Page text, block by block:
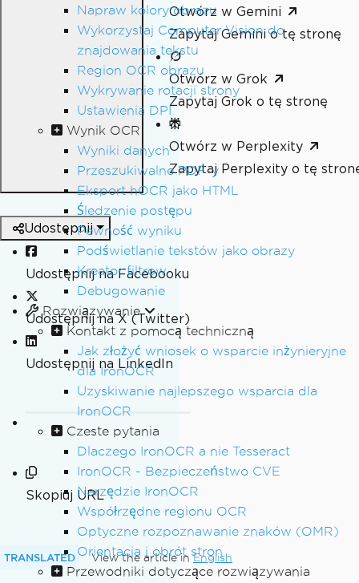
Napraw kolory obrazu
Wykorzystaj Computer Vision do
znajdowania tekstu
Region OCR obrazu
Wykrywanie rotacji strony
Ustawienia DPI
Wynik OCR
Wyniki danych
Przeszukiwalne PDF-y
Eksport hOCR jako HTML
Śledzenie postępu
Pewność wyniku
Podświetlanie tekstów jako obrazy
Kreator filtrow
Debugowanie
Rozwiązywanie
Kontakt z pomocą techniczną
Jak złożyć wniosek o wsparcie inżynieryjne
dla IronOCR
Uzyskiwanie najlepszego wsparcia dla
IronOCR
Czeste pytania
Dlaczego IronOCR a nie Tesseract
IronOCR - Bezpieczeństwo CVE
Narzędzie IronOCR
Współrzędne regionu OCR
Optyczne rozpoznawanie znaków (OMR)
Orientacja i obrót stron
Przewodniki dotyczące rozwiązywania
Otwórz w Gemini
Zapytaj Gemini o tę stronę
Otwórz w Grok
Zapytaj Grok o tę stronę
Otwórz w Perplexity
Zapytaj Perplexity o tę
Udostępnij
Udostępnij na Facebooku
Udostępnij na X (Twitter)
Udostępnij na LinkedIn
Skopiuj URL
TRANSLATED View the article inEnglish